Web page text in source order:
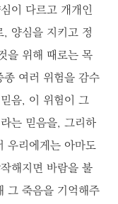
이 다르고 개개인
양심을 지키고 정
을 위해 때로는 목
여러 위험을 감수
음, 이 위험이 그
는 믿음을, 그리하
우리에게는 아마도
해지면 바람을 불
그 죽음을 기억해주